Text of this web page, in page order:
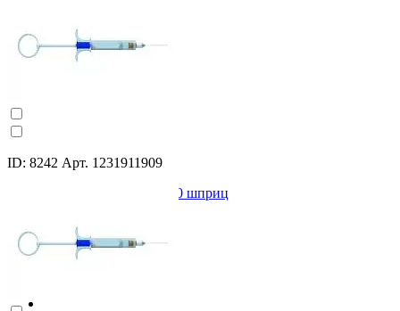
ID: 8242 Арт. 1231911909
Артикаин БИНЕРГИЯ 1:200 шприц